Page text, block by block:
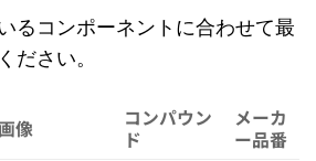
るコンポーネントに合わせて最
ださい。
像
コンパウン
ド
メーカ
ー品番